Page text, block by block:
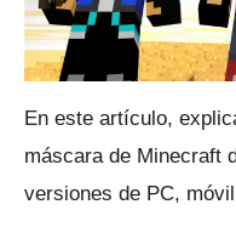
En este artículo,
máscara de Minecraft
versiones de PC,